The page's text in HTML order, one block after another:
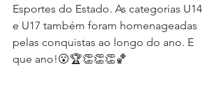
Esportes do Estado. As categorias U14
e U17 também foram homenageadas
pelas conquistas ao longo do ano. E
que ano!😮🏆👏👏👏🏀